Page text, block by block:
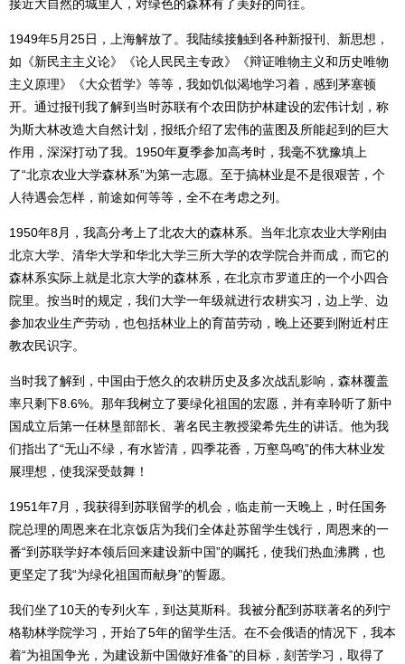
接近大自然的城里人，对绿色的森林有了美好的向往。
1949年5月25日，上海解放了。我陆续接触到各种新报刊、新思想，
如《新民主主义论》《论人民民主专政》《辩证唯物主义和历史唯物
主义原理》《大众哲学》等等，我如饥似渴地学习着，感到茅塞顿
开。通过报刊我了解到当时苏联有个农田防护林建设的宏伟计划，称
为斯大林改造大自然计划，报纸介绍了宏伟的蓝图及所能起到的巨大
作用，深深打动了我。1950年夏季参加高考时，我毫不犹豫填上
了“北京农业大学森林系”为第一志愿。至于搞林业是不是很艰苦，个
人待遇会怎样，前途如何等等，全不在考虑之列。
1950年8月，我高分考上了北农大的森林系。当年北京农业大学刚由
北京大学、清华大学和华北大学三所大学的农学院合并而成，而它的
森林系实际上就是北京大学的森林系，在北京市罗道庄的一个小四合
院里。按当时的规定，我们大学一年级就进行农耕实习，边上学、边
参加农业生产劳动，也包括林业上的育苗劳动，晚上还要到附近村庄
教农民识字。
当时我了解到，中国由于悠久的农耕历史及多次战乱影响，森林覆盖
率只剩下8.6%。那年我树立了要绿化祖国的宏愿，并有幸聆听了新中
国成立后第一任林垦部部长、著名民主教授梁希先生的讲话。他为我
们指出了“无山不绿，有水皆清，四季花香，万壑鸟鸣”的伟大林业发
展理想，使我深受鼓舞！
1951年7月，我获得到苏联留学的机会，临走前一天晚上，时任国务
院总理的周恩来在北京饭店为我们全体赴苏留学生饯行，周恩来的一
番“到苏联学好本领后回来建设新中国”的嘱托，使我们热血沸腾，也
更坚定了我“为绿化祖国而献身”的誓愿。
我们坐了10天的专列火车，到达莫斯科。我被分配到苏联著名的列宁
格勒林学院学习，开始了5年的留学生活。在不会俄语的情况下，我本
着“为祖国争光，为建设新中国做好准备”的目标，刻苦学习，取得了